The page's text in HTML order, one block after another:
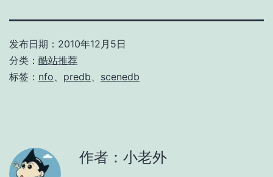
发布日期： 2010年12月5日
分类： 酷站推荐
标签： nfo predb scenedb
作者：小老外